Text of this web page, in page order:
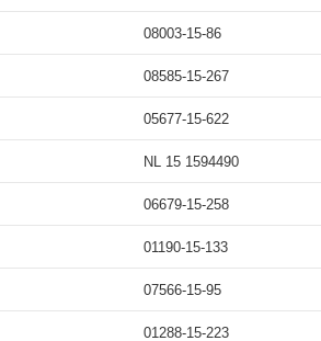
08003-15-86
08585-15-267
05677-15-622
NL 15 1594490
06679-15-258
01190-15-133
07566-15-95
01288-15-223